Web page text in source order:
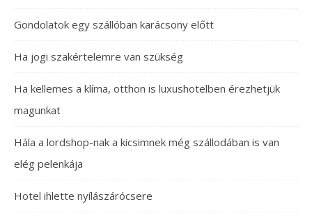
Gondolatok egy szállóban karácsony előtt
Ha jogi szakértelemre van szükség
Ha kellemes a klíma, otthon is luxushotelben érezhetjük
magunkat
Hála a lordshop-nak a kicsimnek még szállodában is van
elég pelenkája
Hotel ihlette nyílászárócsere